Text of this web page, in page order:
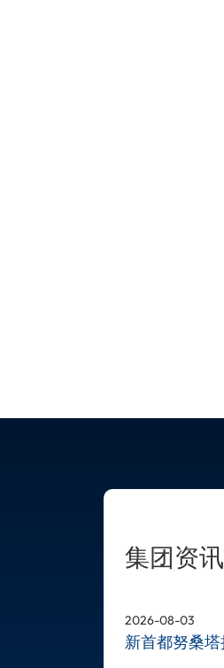
集团资讯
2026-08-03